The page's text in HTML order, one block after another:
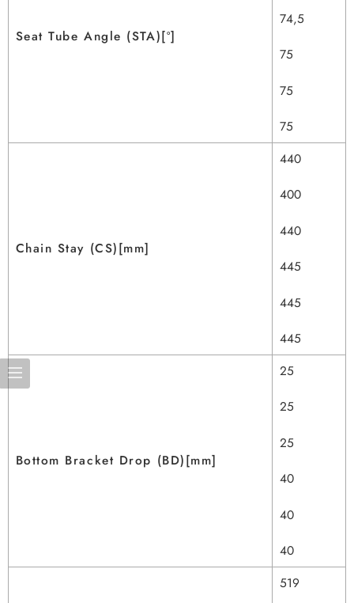
Seat Tube Angle (STA)[º]
74,5
75
75
75
Chain Stay (CS)[mm]
440
400
440
445
445
445
Bottom Bracket Drop (BD)[mm]
25
25
25
40
40
40
519